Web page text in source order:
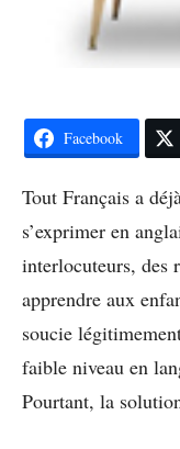
Facebook
Tout Français a
s’exprimer en
interlocuteurs, des
apprendre aux
soucie
faible niveau en
Pourtant, la